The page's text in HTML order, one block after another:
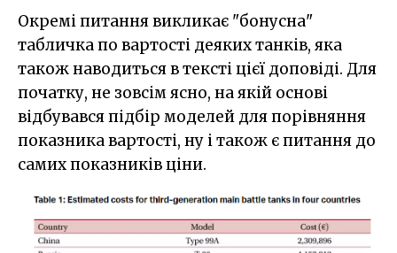
Окремі питання викликає "бонусна"
табличка по вартості деяких танків, яка
також наводиться в тексті цієї доповіді. Для
початку, не зовсім ясно, на якій основі
відбувався підбір моделей для порівняння
показника вартості, ну і також є питання до
самих показників ціни.